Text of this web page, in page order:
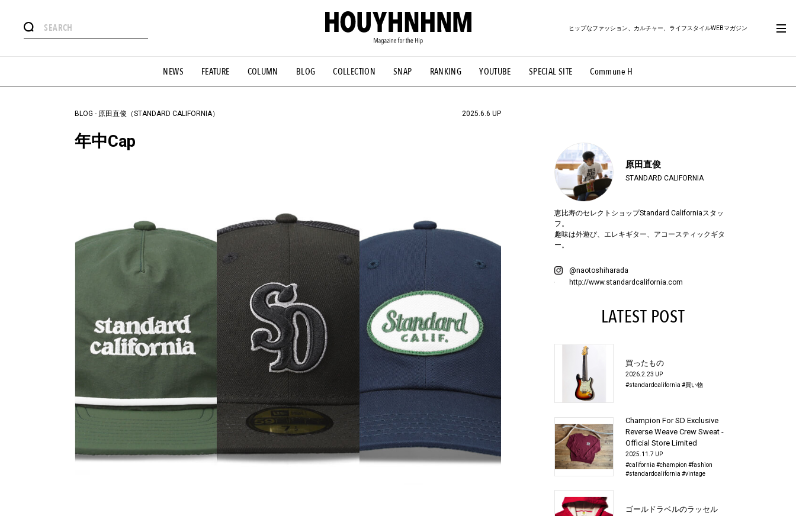
NEWS FEATURE COLUMN BLOG COLLECTION SNAP RANKING YOUTUBE SPECIAL SITE Commune H
ヒップなファッション、カルチャー、ライフスタイルWEBマガジン
#憧れの逸品 #ESSENTIAL DESIGNS #古着サミット #NEW VINTAGE #マイナーグッド図鑑 #路地裏てぃーん。 #MONTHLY JOURNAL
#HANDSOME HANDBOOK
BLOG - 原田直俊（STANDARD CALIFORNIA） 2025.6.6 UP
年中Cap
原田直俊
STANDARD CALIFORNIA
恵比寿のセレクトショップStandard Californiaスタッ
フ。
趣味は外遊び、エレキギター、アコースティックギタ
ー。
@naotoshiharada
http://www.standardcalifornia.com
LATEST POST
買ったもの
2026.2.23 UP
#standardcalifornia #買い物
Champion For SD Exclusive
Reverse Weave Crew Sweat -
Official Store Limited
2025.11.7 UP
#california #champion #fashion
#standardcalifornia #vintage
ゴールドラベルのラッセル